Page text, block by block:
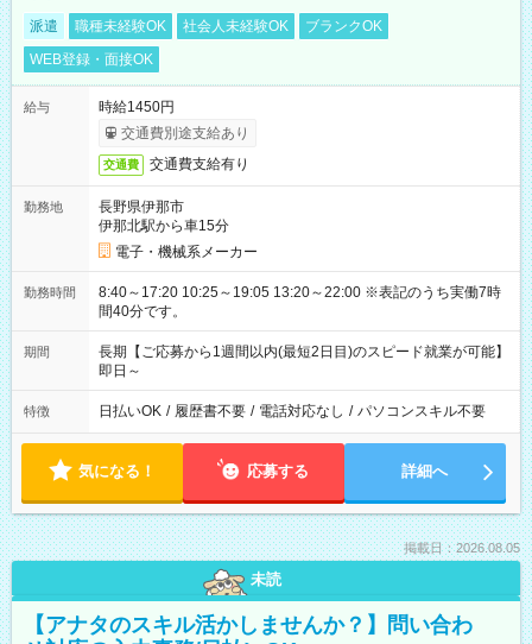
派遣 職種未経験OK 社会人未経験OK
ブランクOK
WEB登録・面接OK
給与
時給1450円
交通費別途支給あり
交通費 交通費支給有り
勤務地
長野県伊那市
伊那北駅から車15分
電子・機械系メーカー
勤務時間
8:40～17:20 10:25～19:05 13:20～22:00 ※表記のうち実働7時
間40分です。
期間
長期【ご応募から1週間以内(最短2日目)のスピード就業が可能】
即日～
特徴 日払いOK / 履歴書不要 / 電話対応なし / パソコンスキル不要
気になる！ 応募する 詳細へ
掲載日：2026.08.05
未読
【アナタのスキル活かしませんか？】問い合わ